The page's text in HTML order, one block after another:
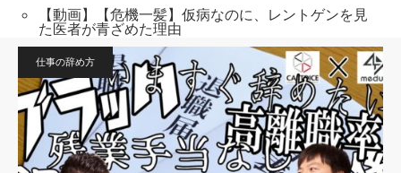
【動画】【危機一髪】仮病なのに、レントゲンを見
た医者が青ざめた理由
仕事の辞め方